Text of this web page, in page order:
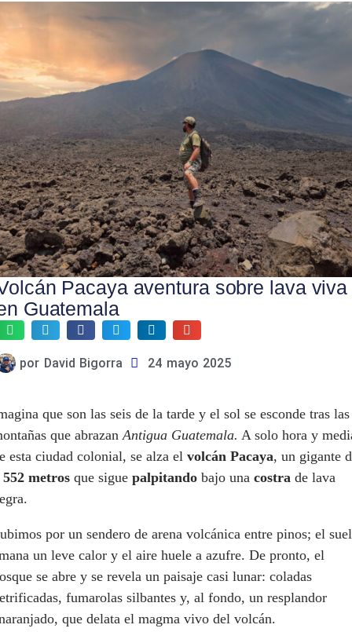
Pacaya aventura sobre lava viva
Guatemala
por David Bigorra 24 mayo 2025
que son las seis de la tarde y el sol se esconde tras las
que abrazan Antigua Guatemala. A solo hora y
esta ciudad colonial, se alza el volcán Pacaya, un gigante
552 metros que sigue palpitando bajo una costra de lava
por un sendero de arena volcánica entre pinos; el
un leve calor y el aire huele a azufre. De pronto, el
se abre y se revela un paisaje casi lunar: coladas
fumarolas silbantes y, al fondo, un resplandor
que delata el magma vivo del volcán.